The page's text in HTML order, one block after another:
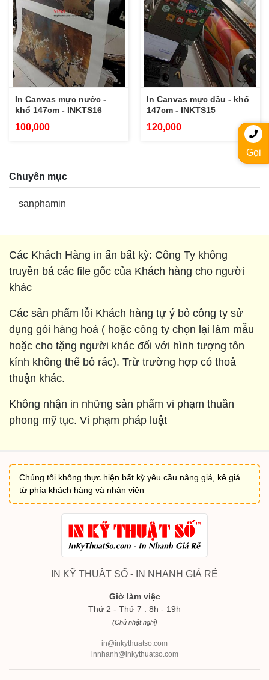
In Canvas mực nước -
khổ 147cm - INKTS16
100,000
In Canvas mực dầu - khổ
147cm - INKTS15
120,000
Chuyên mục
sanphamin
Gọi
Các Khách Hàng in ấn bất kỳ: Công Ty không
truyền bá các file gốc của Khách hàng cho người
khác
Các sản phẩm lỗi Khách hàng tự ý bỏ công ty sử
dụng gói hàng hoá ( hoặc công ty chọn lại làm mẫu
hoặc cho tặng người khác đối với hình tượng tôn
kính không thể bỏ rác). Trừ trường hợp có thoả
thuận khác.
Không nhận in những sản phẩm vi phạm thuần
phong mỹ tục. Vi phạm pháp luật
Chúng tôi không thực hiện bất kỳ yêu cầu nâng giá, kê giá
từ phía khách hàng và nhân viên
IN KỸ THUẬT SỐ - IN NHANH GIÁ RẺ
Giờ làm việc
Thứ 2 - Thứ 7 : 8h - 19h
(Chủ nhật nghỉ)
in@inkythuatso.com
innhanh@inkythuatso.com